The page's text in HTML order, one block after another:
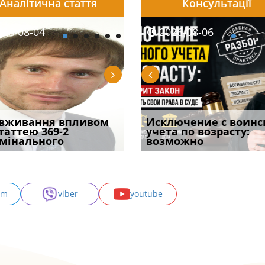
06
встановив для
шкоди
2026-08-06
Документи, на яких не
проставляється
апостиль: пер
Аналітична стаття
08-04
впливом
369-2
2026-08-04
Переоформлення
відстрочки за іншою
підставою: нов
Консультації
2026-08-05
захисту у
я
2026-08-06
Исключение с
учета по возрасту:
возможно
2026-07-30
Восьмий ААС
підтвердив, що
може скас
viber youtube